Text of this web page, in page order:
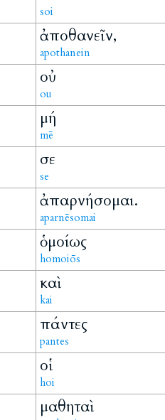
soi
ἀποθανεῖν,
apothanein
οὐ
ou
μή
mē
σε
se
ἀπαρνήσομαι.
aparnēsomai
ὁμοίως
homoiōs
καὶ
kai
πάντες
pantes
οἱ
hoi
μαθηταὶ